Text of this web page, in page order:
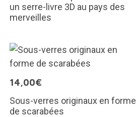
un serre-livre 3D au pays des
merveilles
14,00€
Sous-verres originaux en forme
de scarabées